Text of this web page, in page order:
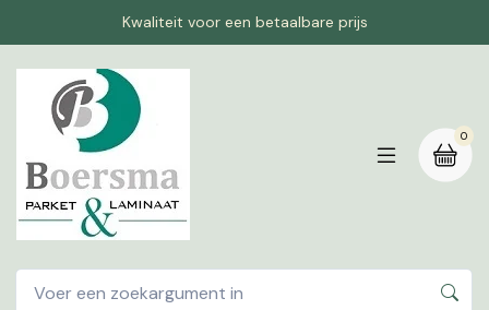
Kwaliteit voor een betaalbare prijs
0